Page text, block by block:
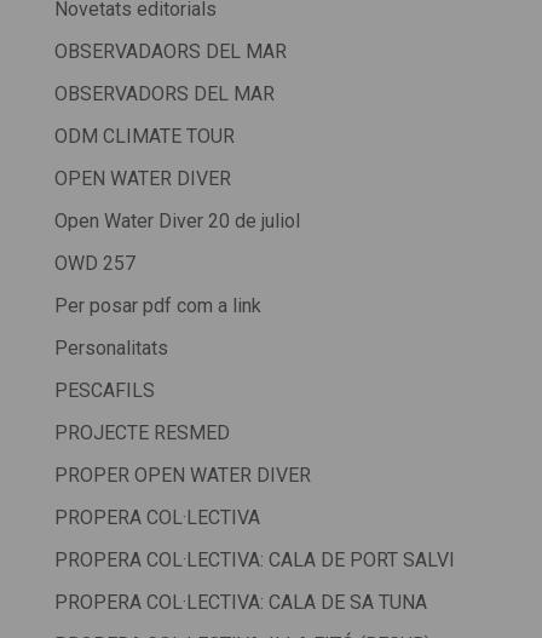
Novetats editorials
OBSERVADAORS DEL MAR
OBSERVADORS DEL MAR
ODM CLIMATE TOUR
OPEN WATER DIVER
Open Water Diver 20 de juliol
OWD 257
Per posar pdf com a link
Personalitats
PESCAFILS
PROJECTE RESMED
PROPER OPEN WATER DIVER
PROPERA COL·LECTIVA
PROPERA COL·LECTIVA: CALA DE PORT SALVI
PROPERA COL·LECTIVA: CALA DE SA TUNA